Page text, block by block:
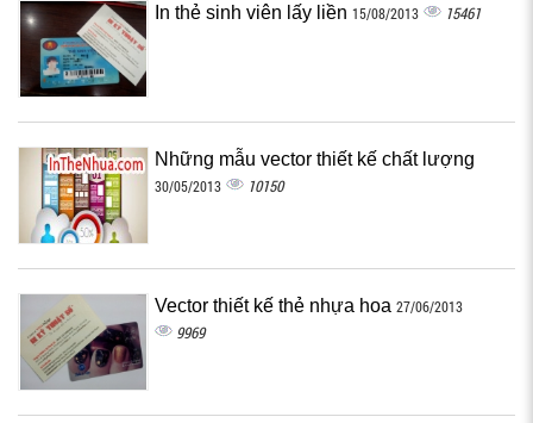
In thẻ sinh viên lấy liền 15/08/2013 15461
Những mẫu vector thiết kế chất lượng
30/05/2013 10150
Vector thiết kế thẻ nhựa hoa 27/06/2013
9969